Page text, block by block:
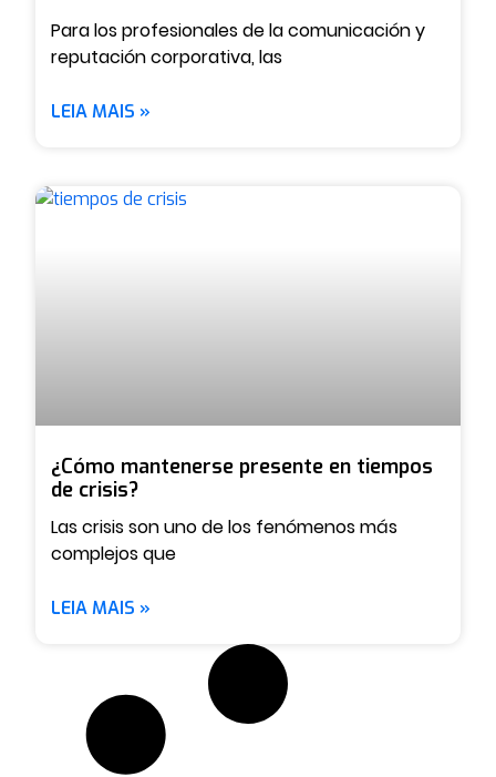
Para los profesionales de la comunicación y
reputación corporativa, las
LEIA MAIS »
¿Cómo mantenerse presente en tiempos
de crisis?
Las crisis son uno de los fenómenos más
complejos que
LEIA MAIS »